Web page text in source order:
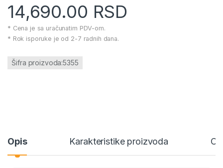
14,690.00 RSD
* Cena je sa uračunatim PDV-om.
* Rok isporuke je od 2-7 radnih dana.
Šifra proizvoda:5355
Opis Karakteristike proizvoda